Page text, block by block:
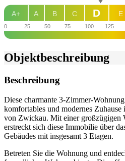
0 25 50 75 100 125
E
C
B
A
A+ D
Objekt­beschreibung
Beschreibung
Diese charmante 3-Zimmer-
komfortables und modernes
von Zwickau. Mit einer großzügigen
erstreckt sich diese Immobilie über
Gebäudes mit insgesamt 3 Etagen.
Betreten Sie die Wohnung und